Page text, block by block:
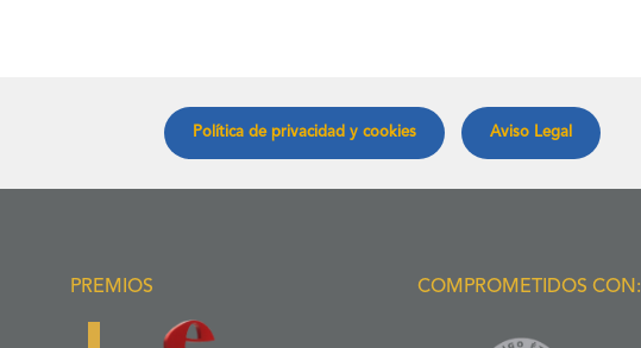
Política de privacidad y cookies Aviso Legal
PREMIOS COMPROMETIDOS CON: